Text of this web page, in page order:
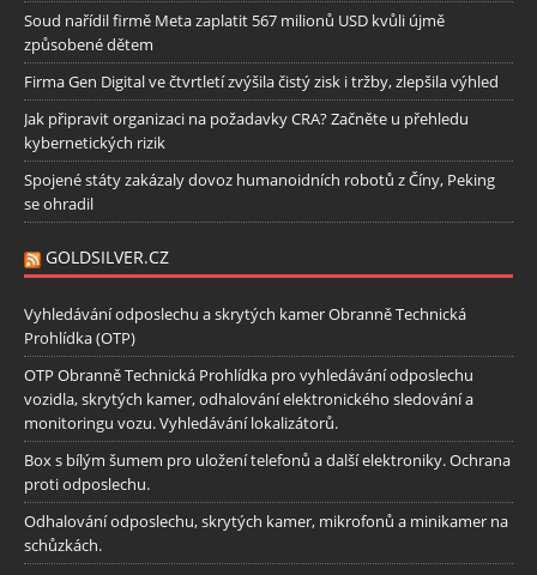
Soud nařídil firmě Meta zaplatit 567 milionů USD kvůli újmě
způsobené dětem
Firma Gen Digital ve čtvrtletí zvýšila čistý zisk i tržby, zlepšila výhled
Jak připravit organizaci na požadavky CRA? Začněte u přehledu
kybernetických rizik
Spojené státy zakázaly dovoz humanoidních robotů z Číny, Peking
se ohradil
GOLDSILVER.CZ
Vyhledávání odposlechu a skrytých kamer Obranně Technická
Prohlídka (OTP)
OTP Obranně Technická Prohlídka pro vyhledávání odposlechu
vozidla, skrytých kamer, odhalování elektronického sledování a
monitoringu vozu. Vyhledávání lokalizátorů.
Box s bílým šumem pro uložení telefonů a další elektroniky. Ochrana
proti odposlechu.
Odhalování odposlechu, skrytých kamer, mikrofonů a minikamer na
schůzkách.